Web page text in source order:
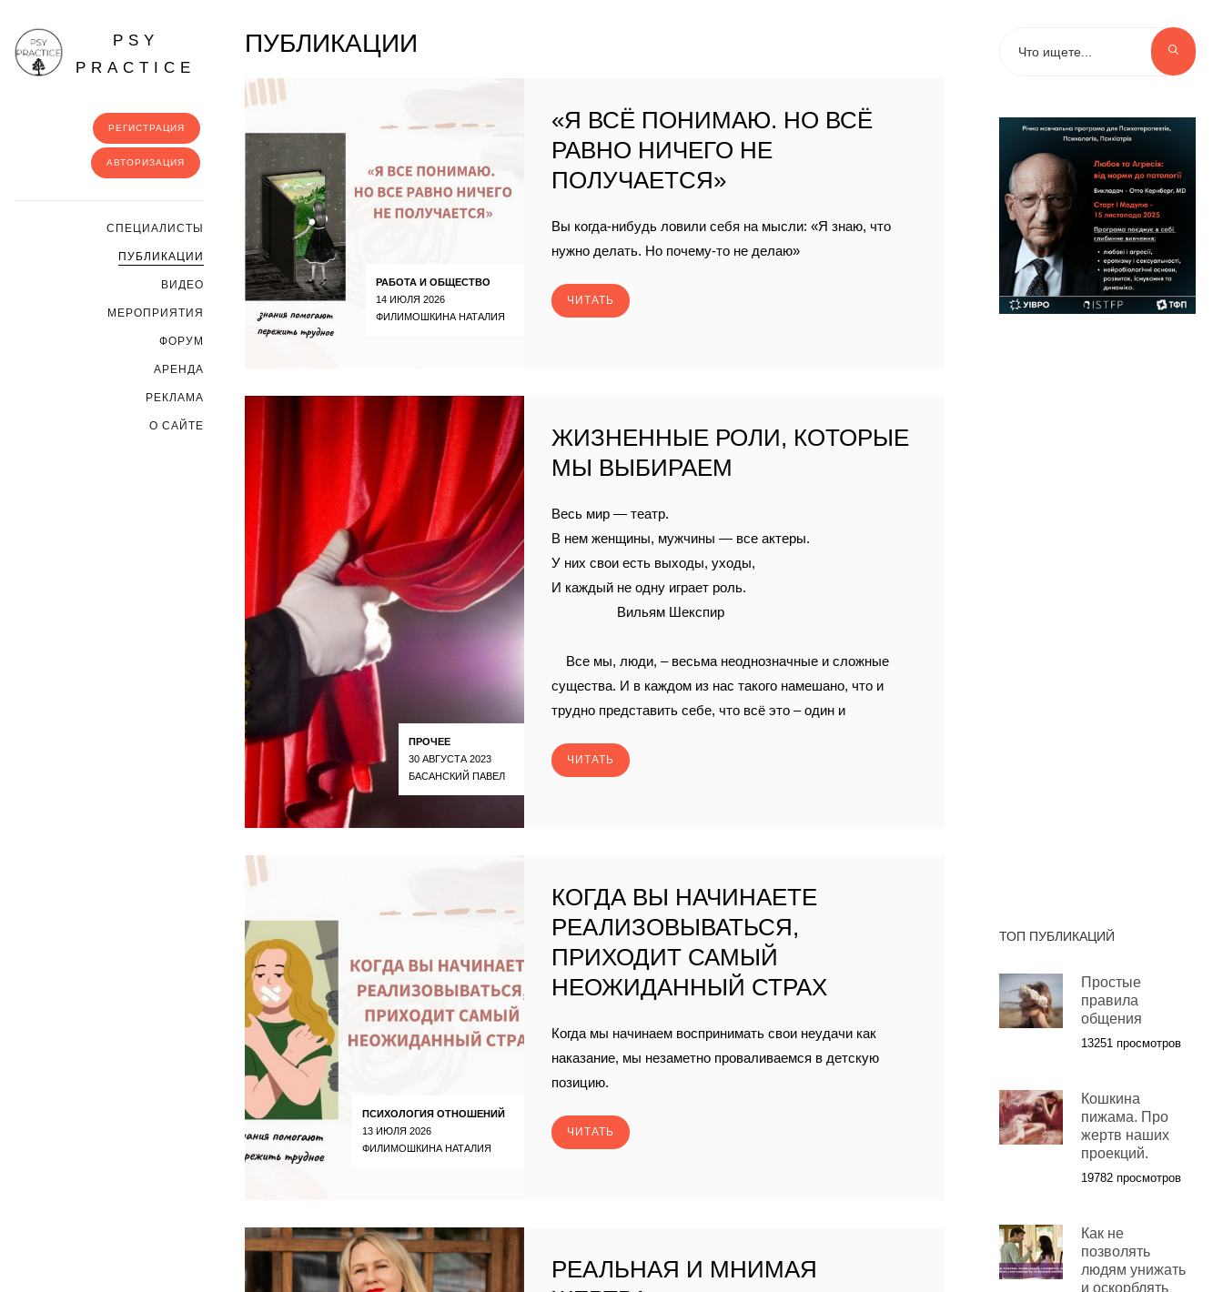
PSY
PRACTICE
РЕГИСТРАЦИЯ
АВТОРИЗАЦИЯ
CПЕЦИАЛИСТЫ
ПУБЛИКАЦИИ
ВИДЕО
МЕРОПРИЯТИЯ
ФОРУМ
АРЕНДА
РЕКЛАМА
О САЙТЕ
ПУБЛИКАЦИИ
РАБОТА И ОБЩЕСТВО
14 ИЮЛЯ 2026
ФИЛИМОШКИНА НАТАЛИЯ
«Я ВСЁ ПОНИМАЮ. НО ВСЁ
РАВНО НИЧЕГО НЕ
ПОЛУЧАЕТСЯ»
Вы когда-нибудь ловили себя на мысли: «Я знаю, что
нужно делать. Но почему-то не делаю»
ЧИТАТЬ
ПРОЧЕЕ
30 АВГУСТА 2023
БАСАНСКИЙ ПАВЕЛ
ЖИЗНЕННЫЕ РОЛИ, КОТОРЫЕ
МЫ ВЫБИРАЕМ
Весь мир — театр.
В нем женщины, мужчины — все актеры.
У них свои есть выходы, уходы,
И каждый не одну играет роль.
Вильям Шекспир
Все мы, люди, – весьма неоднозначные и сложные
существа. И в каждом из нас такого намешано, что и
трудно представить себе, что всё это – один и
ЧИТАТЬ
ПСИХОЛОГИЯ ОТНОШЕНИЙ
13 ИЮЛЯ 2026
ФИЛИМОШКИНА НАТАЛИЯ
КОГДА ВЫ НАЧИНАЕТЕ
РЕАЛИЗОВЫВАТЬСЯ,
ПРИХОДИТ САМЫЙ
НЕОЖИДАННЫЙ СТРАХ
Когда мы начинаем воспринимать свои неудачи как
наказание, мы незаметно проваливаемся в детскую
позицию.
ЧИТАТЬ
РЕАЛЬНАЯ И МНИМАЯ
ТОП ПУБЛИКАЦИЙ
Простые
правила
общения
13251 просмотров
Кошкина
пижама. Про
жертв наших
проекций.
19782 просмотров
Как не
позволять
людям унижать
и оскорблять